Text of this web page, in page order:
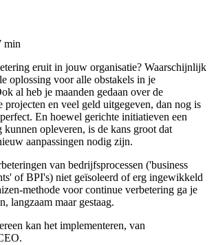
min
eruit in jouw organisatie? Waarschijnlijk
oplossing voor alle obstakels in je
al heb je maanden gedaan over de
projecten en veel geld uitgegeven, dan nog is
En hoewel gerichte initiatieven een
opleveren, is de kans groot dat
aanpassingen nodig zijn.
van bedrijfsprocessen ('business
of BPI's) niet geïsoleerd of erg ingewikkeld
methode voor continue verbetering ga je
langzaam maar gestaag.
kan het implementeren, van